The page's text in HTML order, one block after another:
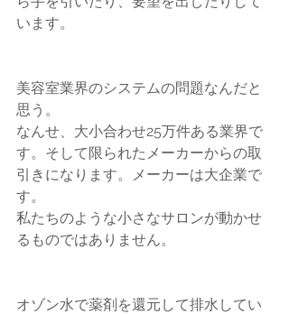
います。
美容室業界のシステムの問題なんだと
思う。
なんせ、大小合わせ25万件ある業界で
す。そして限られたメーカーからの取
引きになります。メーカーは大企業で
す。
私たちのような小さなサロンが動かせ
るものではありません。
オゾン水で薬剤を還元して排水してい